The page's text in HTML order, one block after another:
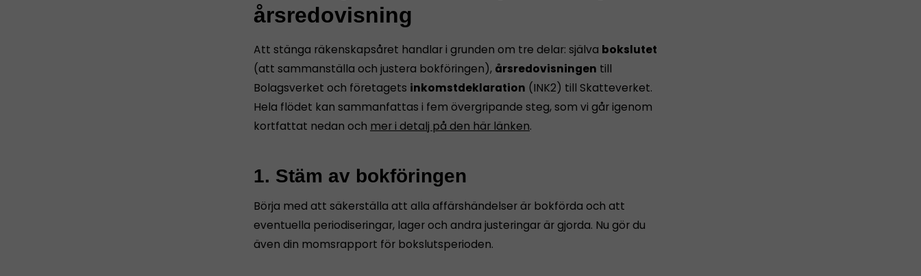
årsredovisning
Att stänga räkenskapsåret handlar i grunden om tre delar: själva bokslutet
(att sammanställa och justera bokföringen), årsredovisningen till
Bolagsverket och företagets inkomstdeklaration (INK2) till Skatteverket.
Hela flödet kan sammanfattas i fem övergripande steg, som vi går igenom
kortfattat nedan och mer i detalj på den här länken.
1. Stäm av bokföringen
Börja med att säkerställa att alla affärshändelser är bokförda och att
eventuella periodiseringar, lager och andra justeringar är gjorda. Nu gör du
även din momsrapport för bokslutsperioden.